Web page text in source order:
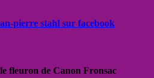
pierre stahl sur facebook
fleuron de Canon Fronsac